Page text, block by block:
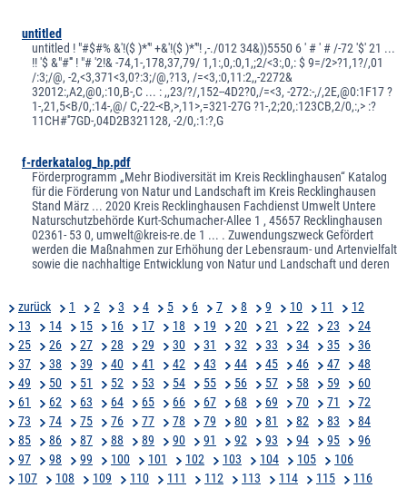
untitled
untitled ! "#$#% &'!($ )*'" +&'!($ )*'"! ,-./012 34&))5550 6 ' # ' # /-72 '$' 21 ...
!! '$ &"#''' ! "# '2!& -74,1-,178,37,79/ 1,1:,0,:0,1,;2/<3:,0,: $ 9=/2>?1,1?/,01
/:3;/@, -2,<3,371<3,0?:3;/@,?13, /=<3,:0,11:2,,-2272&
32012:,A2,@0,:10,B-,C ... : ,,23/?/,152--4D2?0,/=<3, -272:-,/,2E,@0:1F17 ?
1-,21,5<B/0,:14-,@/ C,-22-<B,>,11>,=321-27G ?1-,2;20,:123CB,2/0,:,> :?
11CH#''7GD-,04D2B321128, -2/0,:1:?,G
f-rderkatalog_hp.pdf
Förderprogramm „Mehr Biodiversität im Kreis Recklinghausen“ Katalog
für die Förderung von Natur und Landschaft im Kreis Recklinghausen
Stand März ... 2020 Kreis Recklinghausen Fachdienst Umwelt Untere
Naturschutzbehörde Kurt-Schumacher-Allee 1 , 45657 Recklinghausen
02361- 53 0, umwelt@kreis-re.de 1 ... . Zuwendungszweck Gefördert
werden die Maßnahmen zur Erhöhung der Lebensraum- und Artenvielfalt
sowie die nachhaltige Entwicklung von Natur und Landschaft und deren
zurück 1 2 3 4 5 6 7 8 9 10 11
12
13
14 15 16 17 18 19 20 21 22 23
24
25
26 27 28 29 30 31 32 33 34 35
36
37
38 39 40 41 42 43 44 45 46 47
48
49
50 51 52 53 54 55 56 57 58 59
60
61
62 63 64 65 66 67 68 69 70 71
72
73
74 75 76 77 78 79 80 81 82 83
84
85
86 87 88 89 90 91 92 93 94 95
96
97
98 99 100 101 102 103 104 105
106
107
108 109 110 111 112 113 114 115
116